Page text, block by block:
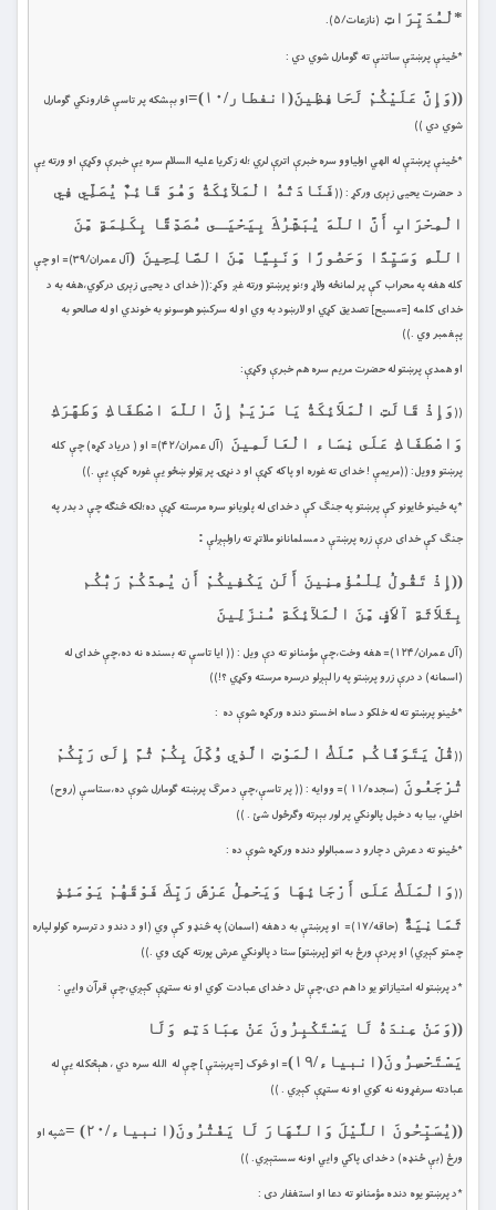
*لْمُدَبِّرَاتِ (نازعات/۵).
*ځينې پرښتې ساتنې ته ګومارل شوي دي :
((وَإِنَّ عَلَيْكُمْ لَحَافِظِينَ(انفطار/۱۰)=
او بېشكه پر تاسې څارونكي ګومارل
شوي دي ))
*ځينې پرښتې له الهي اولياوو سره خبرې اترې لري ؛له ‏زکريا علیه السلام سره يې خبرې وکړې او ورته يې
د حضرت يحیى زېرى ورکړ : ((فَنَادَتْهُ الْمَلآئِكَةُ وَهُوَ قَائِمٌ يُصَلِّي فِي
الْمِحْرَابِ أَنَّ اللّهَ يُبَشِّرُكَ بِيَحْيَـى مُصَدِّقًا بِكَلِمَةٍ مِّنَ
اللّهِ وَسَيِّدًا وَحَصُورًا وَنَبِيًّا مِّنَ الصَّالِحِينَ (
آل عمران/۳۹)= او چې
کله هغه په محراب كې پر لمانځه ولاړ و؛نو پرښتو ورته غږ وكړ:(( خداى د يحيى زېرى دركوي،هغه به د
خداى كلمه [=مسيح] تصديق كړي او لارښود به وي او له سركښو هوسونو به خوندي او له صالحو به
پېغمبر وي .))
او همدې پرښتو له حضرت مريم سره هم خبرې وکړې:
((وَإِذْ قَالَتِ الْمَلاَئِكَةُ يَا مَرْيَمُ إِنَّ اللّهَ اصْطَفَاكِ وَطَهَّرَكِ
وَاصْطَفَاكِ عَلَى نِسَاء الْعَالَمِينَ
(آل عمران/۴۲)= او ( درياد كړه) چې كله
پرښتو وويل: ((مريمې ! خداى ته غوره او پاكه كړې او د نړۍ پر ټولو ښځو يې غوره كړې يې .))
*په ځينو ځايونو کې پرښتو په جنګ کې د خداى له پلويانو سره مرسته کړې ده؛لکه څنګه چې د بدر په
جنګ کې خداى درې زره پرښتې د مسلمانانو ملاتړ ته راولېږلې :
((إِذْ تَقُولُ لِلْمُؤْمِنِينَ أَلَن يَكْفِيكُمْ أَن يُمِدَّكُمْ رَبُّكُم
بِثَلاَثَةِ آلاَفٍ مِّنَ الْمَلآئِكَةِ مُنزَلِينَ
(آل عمران/۱۲۴)= هغه وخت،چې مؤمنانو ته دې ويل : (( ايا تاسې ته بسنده نه ده،چې خداى له
(اسمانه) د درې زرو پرښتو په را لېږلو درسره مرسته وكړي ؟!))
*ځينو پرښتو ته له خلکو د ساه اخستو دنده ورکړه شوې ده :
((قُلْ يَتَوَفَّاكُم مَّلَكُ الْمَوْتِ الَّذِي وُكِّلَ بِكُمْ ثُمَّ إِلَى رَبِّكُمْ
تُرْجَعُونَ
(سجده/۱۱ )= ووايه : (( پر تاسې،چې د مرګ پرښته ګومارل شوې ده،ستاسې (روح)
اخلي، بيا به د خپل پالونكي پر لور بېرته وګرځول شئ . ))
*ځينو ته د عرش د چارو د سمبالولو دنده ورکړه شوې ده :
((وَالْمَلَكُ عَلَى أَرْجَائِهَا وَيَحْمِلُ عَرْشَ رَبِّكَ فَوْقَهُمْ يَوْمَئِذٍ
ثَمَانِيَةٌ
(حاقه/۱۷)= او پرښتې به د هغه (اسمان) په څنډو كې وي (او د دندو د ترسره كولو لپاره
چمتو كېږي) او پردې ورځ به اتو [پرښتو] ستا د پالونكي عرش پورته كړى وي .))
*د پرښتو له امتيازاتو يو دا هم دى،چې تل د خداى عبادت کوي او نه ستړې کېږي،چې قرآن وايي :
((وَمَنْ عِندَهُ لَا يَسْتَكْبِرُونَ عَنْ عِبَادَتِهِ وَلَا
يَسْتَحْسِرُونَ(انبياء/۱۹)
= او څوک [=پرښتې ] چې له الله سره دي ، هېڅكله يې له
عبادته سرغړونه نه کوي او نه ستړې كېږي . ))
((يُسَبِّحُونَ اللَّيْلَ وَالنَّهَارَ لَا يَفْتُرُونَ(انبیاء/۲۰) =
شپه او
ورځ (بې ځنډه) د خداى پاكي وايي اونه سستېږي. ))
*د پرښتو يوه دنده مؤمنانو ته دعا او استغفار دى :